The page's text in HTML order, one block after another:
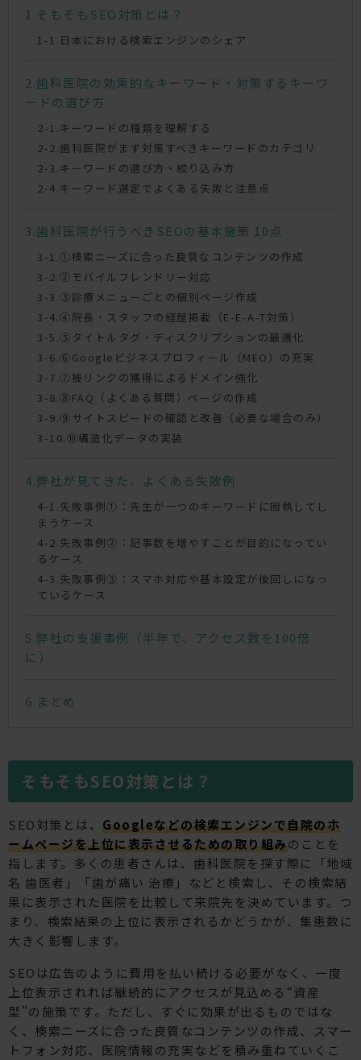
そもそもSEO対策とは？
日本における検索エンジンのシェア
歯科医院の効果的なキーワード・対策するキーワ
ードの選び方
キーワードの種類を理解する
歯科医院がまず対策すべきキーワードのカテゴリ
キーワードの選び方・絞り込み方
キーワード選定でよくある失敗と注意点
歯科医院が行うべきSEOの基本施策 10点
①検索ニーズに合った良質なコンテンツの作成
②モバイルフレンドリー対応
③診療メニューごとの個別ページ作成
④院長・スタッフの経歴掲載（E-E-A-T対策）
⑤タイトルタグ・ディスクリプションの最適化
⑥Googleビジネスプロフィール（MEO）の充実
⑦被リンクの獲得によるドメイン強化
⑧FAQ（よくある質問）ページの作成
⑨サイトスピードの確認と改善（必要な場合のみ）
⑩構造化データの実装
弊社が見てきた、よくある失敗例
失敗事例①：先生が一つのキーワードに固執してし
まうケース
失敗事例②：記事数を増やすことが目的になってい
るケース
失敗事例③：スマホ対応や基本設定が後回しになっ
ているケース
弊社の支援事例（半年で、アクセス数を100倍
に）
まとめ
そもそもSEO対策とは？
SEO対策とは、 Googleなどの検索エンジンで自院のホ
ームページを上位に表示させるための取り組みのことを
指します。多くの患者さんは、歯科医院を探す際に「地域
名 歯医者」「歯が痛い 治療」などと検索し、その検索結
果に表示された医院を比較して来院先を決めています。つ
まり、検索結果の上位に表示されるかどうかが、集患数に
大きく影響します。
SEOは広告のように費用を払い続ける必要がなく、一度
上位表示されれば継続的にアクセスが見込める“資産
型”の施策です。ただし、すぐに効果が出るものではな
く、検索ニーズに合った良質なコンテンツの作成、スマー
トフォン対応、医院情報の充実などを積み重ねていくこ